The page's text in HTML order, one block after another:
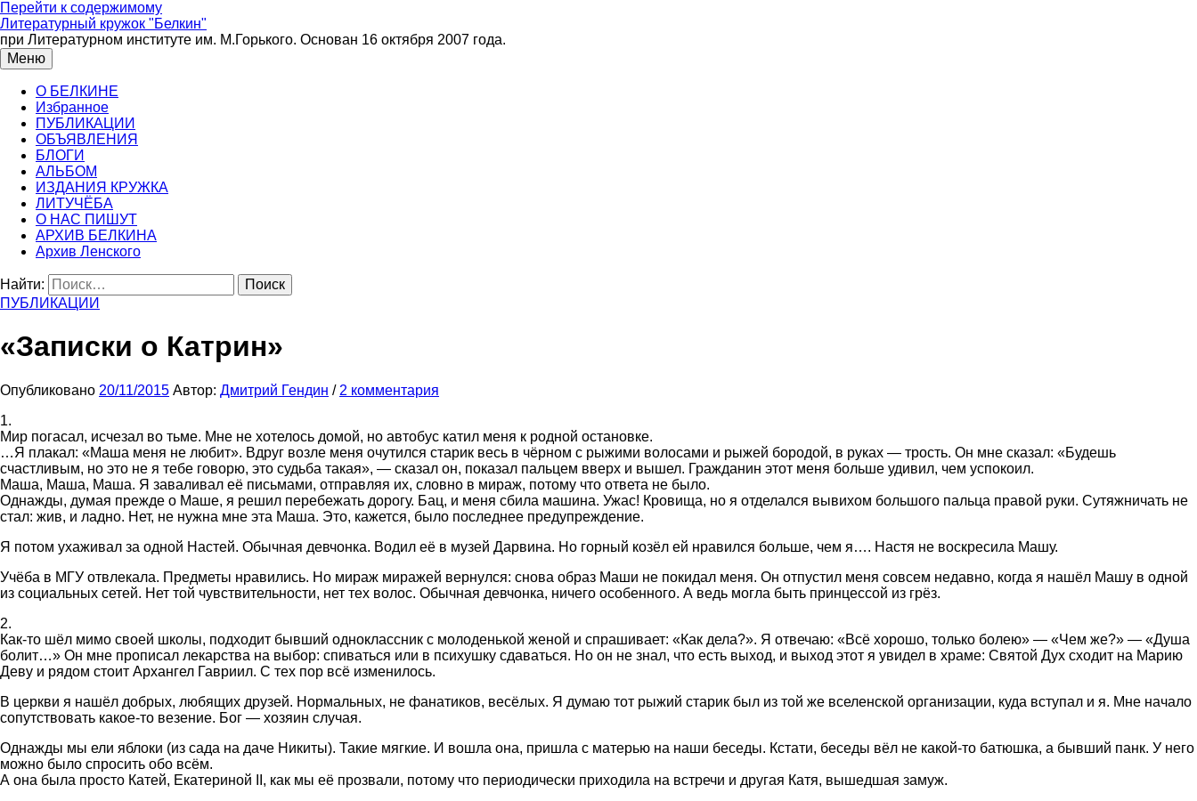
Перейти к содержимому
Литературный кружок "Белкин"
при Литературном институте им. М.Горького. Основан 16 октября 2007 года.
Меню
О БЕЛКИНЕ
Избранное
ПУБЛИКАЦИИ
ОБЪЯВЛЕНИЯ
БЛОГИ
АЛЬБОМ
ИЗДАНИЯ КРУЖКА
ЛИТУЧЁБА
О НАС ПИШУТ
АРХИВ БЕЛКИНА
Архив Ленского
Найти:
ПУБЛИКАЦИИ
«Записки о Катрин»
Опубликовано 20/11/2015 Автор: Дмитрий Гендин / 2 комментария
1.
Мир погасал, исчезал во тьме. Мне не хотелось домой, но автобус катил меня к родной остановке.
…Я плакал: «Маша меня не любит». Вдруг возле меня очутился старик весь в чёрном с рыжими волосами и рыжей бородой, в руках — трость. Он мне сказал: «Будешь
счастливым, но это не я тебе говорю, это судьба такая», — сказал он, показал пальцем вверх и вышел. Гражданин этот меня больше удивил, чем успокоил.
Маша, Маша, Маша. Я заваливал её письмами, отправляя их, словно в мираж, потому что ответа не было.
Однажды, думая прежде о Маше, я решил перебежать дорогу. Бац, и меня сбила машина. Ужас! Кровища, но я отделался вывихом большого пальца правой руки. Сутяжничать не
стал: жив, и ладно. Нет, не нужна мне эта Маша. Это, кажется, было последнее предупреждение.
Я потом ухаживал за одной Настей. Обычная девчонка. Водил её в музей Дарвина. Но горный козёл ей нравился больше, чем я…. Настя не воскресила Машу.
Учёба в МГУ отвлекала. Предметы нравились. Но мираж миражей вернулся: снова образ Маши не покидал меня. Он отпустил меня совсем недавно, когда я нашёл Машу в одной
из социальных сетей. Нет той чувствительности, нет тех волос. Обычная девчонка, ничего особенного. А ведь могла быть принцессой из грёз.
2.
Как-то шёл мимо своей школы, подходит бывший одноклассник с молоденькой женой и спрашивает: «Как дела?». Я отвечаю: «Всё хорошо, только болею» — «Чем же?» — «Душа
болит…» Он мне прописал лекарства на выбор: спиваться или в психушку сдаваться. Но он не знал, что есть выход, и выход этот я увидел в храме: Святой Дух сходит на Марию
Деву и рядом стоит Архангел Гавриил. С тех пор всё изменилось.
В церкви я нашёл добрых, любящих друзей. Нормальных, не фанатиков, весёлых. Я думаю тот рыжий старик был из той же вселенской организации, куда вступал и я. Мне начало
сопутствовать какое-то везение. Бог — хозяин случая.
Однажды мы ели яблоки (из сада на даче Никиты). Такие мягкие. И вошла она, пришла с матерью на наши беседы. Кстати, беседы вёл не какой-то батюшка, а бывший панк. У него
можно было спросить обо всём.
А она была просто Катей, Екатериной II, как мы её прозвали, потому что периодически приходила на встречи и другая Катя, вышедшая замуж.